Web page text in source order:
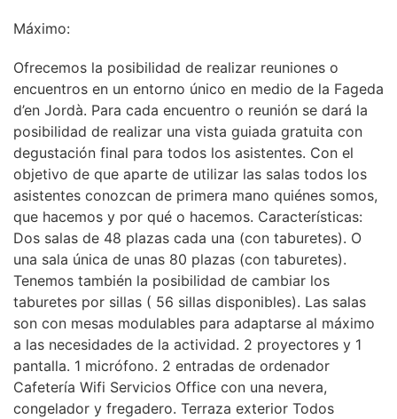
Máximo:
Ofrecemos la posibilidad de realizar reuniones o
encuentros en un entorno único en medio de la Fageda
d’en Jordà. Para cada encuentro o reunión se dará la
posibilidad de realizar una vista guiada gratuita con
degustación final para todos los asistentes. Con el
objetivo de que aparte de utilizar las salas todos los
asistentes conozcan de primera mano quiénes somos,
que hacemos y por qué o hacemos. Características:
Dos salas de 48 plazas cada una (con taburetes). O
una sala única de unas 80 plazas (con taburetes).
Tenemos también la posibilidad de cambiar los
taburetes por sillas ( 56 sillas disponibles). Las salas
son con mesas modulables para adaptarse al máximo
a las necesidades de la actividad. 2 proyectores y 1
pantalla. 1 micrófono. 2 entradas de ordenador
Cafetería Wifi Servicios Office con una nevera,
congelador y fregadero. Terraza exterior Todos